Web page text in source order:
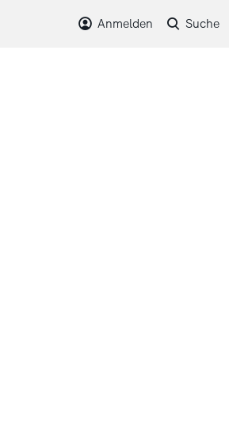
Anmelden Suche